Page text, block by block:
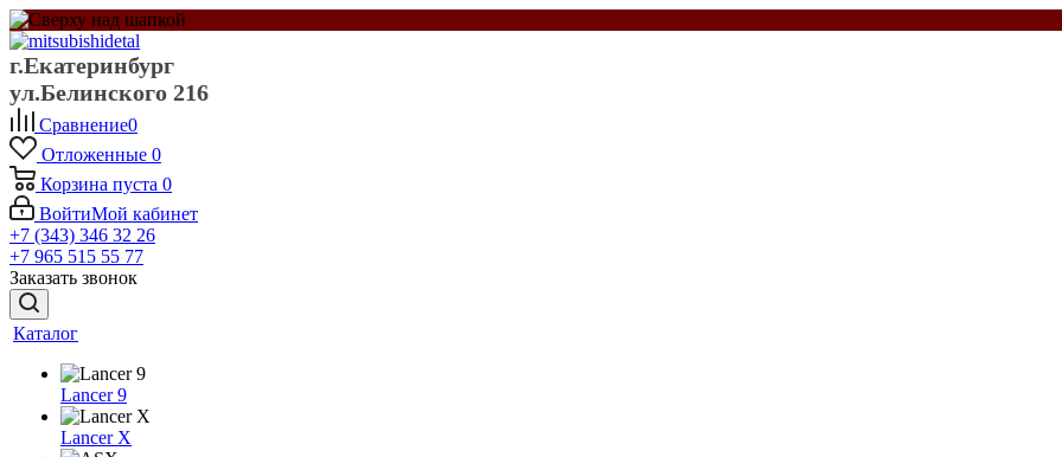
г.Екатеринбург
ул.Белинского 216
Сравнение0
Отложенные 0
Корзина пуста 0
ВойтиМой кабинет
+7 (343) 346 32 26
+7 965 515 55 77
Заказать звонок
Каталог
Lancer 9
Lancer X